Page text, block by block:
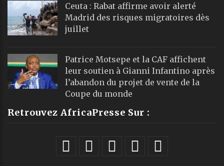
Ceuta : Rabat affirme avoir alerté
Madrid des risques migratoires dès
juillet
Patrice Motsepe et la CAF affichent
leur soutien à Gianni Infantino après
l’abandon du projet de vente de la
Coupe du monde
Retrouvez AfricaPresse Sur :